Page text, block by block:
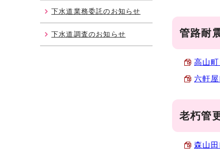
管路耐
高山
六軒
老朽管
森山
下水道業務委託のお知らせ
下水道調査のお知らせ